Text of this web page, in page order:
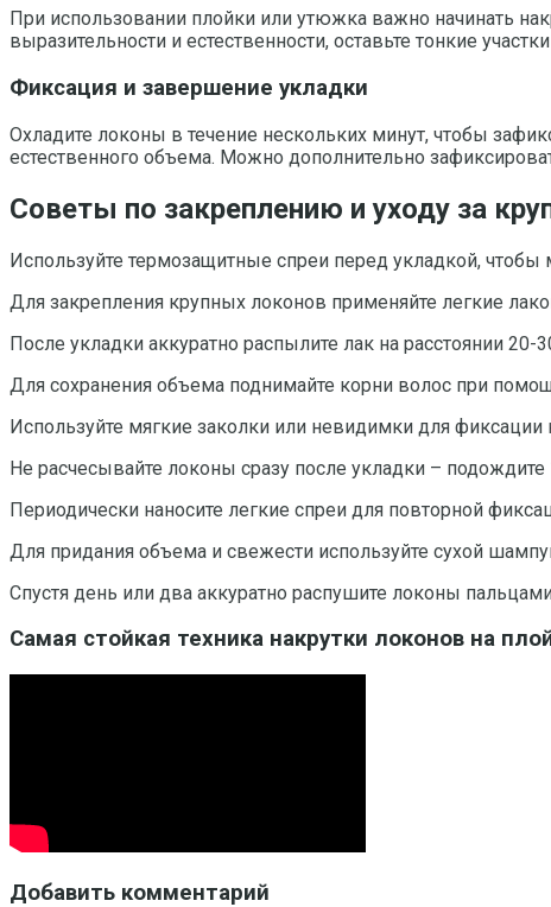
При использовании плойки или утюжка важно начинать
выразительности и естественности, оставьте тонкие
Фиксация и завершение укладки
Охладите локоны в течение нескольких минут, чтобы
естественного объема. Можно дополнительно
Советы по закреплению и уходу за
Используйте термозащитные спреи перед укладкой,
Для закрепления крупных локонов применяйте легкие
После укладки аккуратно распылите лак на расстоянии
Для сохранения объема поднимайте корни волос при
Используйте мягкие заколки или невидимки для
Не расчесывайте локоны сразу после укладки –
Периодически наносите легкие спреи для повторной
Для придания объема и свежести используйте сухой
Спустя день или два аккуратно распушите локоны
Самая стойкая техника накрутки локонов на
Добавить комментарий